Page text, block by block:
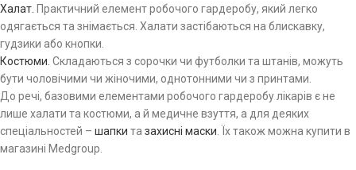
Халат. Практичний елемент робочого гардеробу, який легко
одягається та знімається. Халати застібаються на блискавку,
гудзики або кнопки.
Костюми. Складаються з сорочки чи футболки та штанів, можуть
бути чоловічими чи жіночими, однотонними чи з принтами.
До речі, базовими елементами робочого гардеробу лікарів є не
лише халати та костюми, а й медичне взуття, а для деяких
спеціальностей – шапки та захисні маски . Їх також можна купити в
магазині Medgroup.